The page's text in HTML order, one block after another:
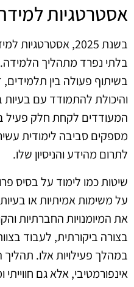
אסטרטגיות
בשנת 2025,
בלתי נפרד מתהליך
בשיתוף פעולה בין
והיכולת להתמודד עם בעיות
המעודדים לקחת חלק פעיל
מספקים סביבה לימודית
לתרום מהידע והניסיון שלו.
שיטות כמו לימוד על בסיס
על משימות אמיתיות או
את המיומנויות החברתיות
בצורה ביקורתית, לעבוד
במהלך פעילויות אלו.
אינפורמטיבי, אלא גם